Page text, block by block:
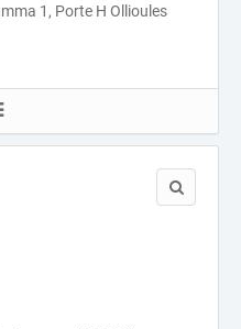
1, Porte H Ollioules